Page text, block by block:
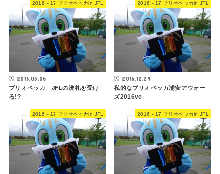
2016～17 ブリオベッカin JFL
2016.03.06
ブリオベッカ JFLの洗礼を受け
る!?
2016～17 ブリオベッカin JFL
2016.12.29
私的なブリオベッカ浦安アウォー
ズ2016ve
2016～17 ブリオベッカin JFL 2016～17 ブリオベッカin JFL